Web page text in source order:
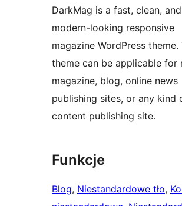
DarkMag is a fast, clean, and
modern-looking responsive
magazine WordPress theme.
theme can be applicable for
magazine, blog, online news
publishing sites, or any kind
content publishing site.
Funkcje
Blog, Niestandardowe tło,